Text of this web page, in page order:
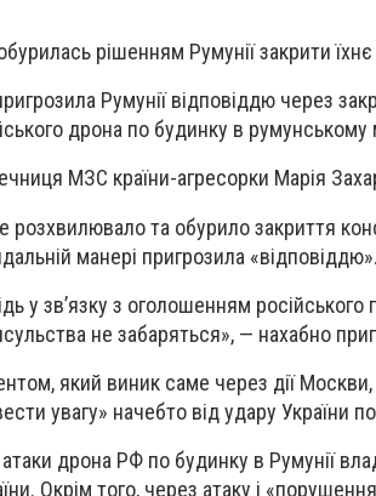
рішенням Румунії закрити
Румунії відповіддю через
дрона по будинку в румунському
МЗС країни-агресорки Марія
та обурило закриття
манері пригрозила «відповіддю».
у зв’язку з оголошенням
не забаряться», — нахабно
який виник саме через дії
увагу» начебто від удару України
дрона РФ по будинку в Румунії
Окрім того, через атаку і